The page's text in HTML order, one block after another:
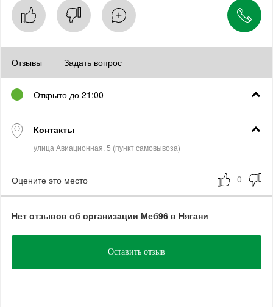
Отзывы Задать вопрос
Открыто до 21:00
Контакты
Оцените это место
Нет отзывов об организации Меб96 в Нягани
Оставить отзыв